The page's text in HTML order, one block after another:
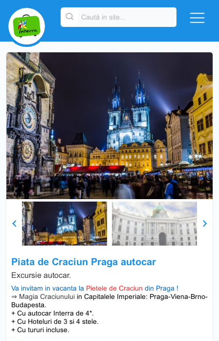
Piata de Craciun Praga autocar
Excursie autocar.
Va invitam in vacanta la Pietele de Craciun din Praga !
⇒ Magia Craciunului in Capitalele Imperiale: Praga-Viena-Brno-
Budapesta.
+ Cu autocar Interra de 4*.
+ Cu Hoteluri de 3 si 4 stele.
+ Cu tururi incluse.
Previous Next